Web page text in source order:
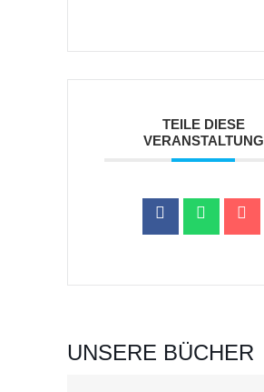
TEILE DIESE
VERANSTALTUNG
UNSERE BÜCHER